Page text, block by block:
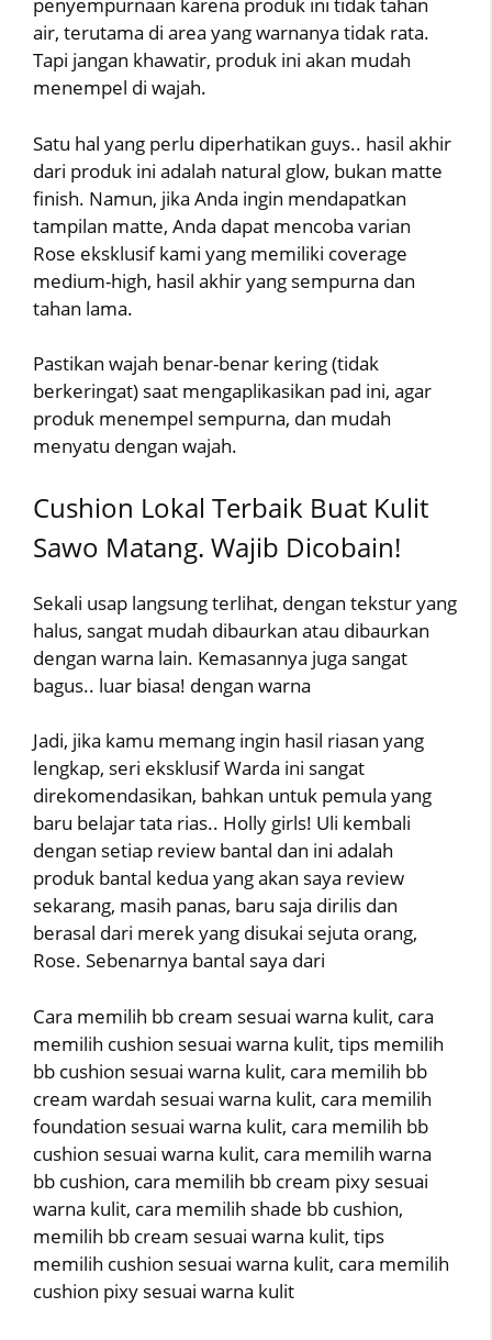
air, terutama di area yang warnanya tidak rata.
Tapi jangan khawatir, produk ini akan mudah
menempel di wajah.
Satu hal yang perlu diperhatikan guys.. hasil akhir
dari produk ini adalah natural glow, bukan matte
finish. Namun, jika Anda ingin mendapatkan
tampilan matte, Anda dapat mencoba varian
Rose eksklusif kami yang memiliki coverage
medium-high, hasil akhir yang sempurna dan
tahan lama.
Pastikan wajah benar-benar kering (tidak
berkeringat) saat mengaplikasikan pad ini, agar
produk menempel sempurna, dan mudah
menyatu dengan wajah.
Cushion Lokal Terbaik Buat Kulit
Sawo Matang. Wajib Dicobain!
Sekali usap langsung terlihat, dengan tekstur yang
halus, sangat mudah dibaurkan atau dibaurkan
dengan warna lain. Kemasannya juga sangat
bagus.. luar biasa! dengan warna
Jadi, jika kamu memang ingin hasil riasan yang
lengkap, seri eksklusif Warda ini sangat
direkomendasikan, bahkan untuk pemula yang
baru belajar tata rias.. Holly girls! Uli kembali
dengan setiap review bantal dan ini adalah
produk bantal kedua yang akan saya review
sekarang, masih panas, baru saja dirilis dan
berasal dari merek yang disukai sejuta orang,
Rose. Sebenarnya bantal saya dari
Cara memilih bb cream sesuai warna kulit, cara
memilih cushion sesuai warna kulit, tips memilih
bb cushion sesuai warna kulit, cara memilih bb
cream wardah sesuai warna kulit, cara memilih
foundation sesuai warna kulit, cara memilih bb
cushion sesuai warna kulit, cara memilih warna
bb cushion, cara memilih bb cream pixy sesuai
warna kulit, cara memilih shade bb cushion,
memilih bb cream sesuai warna kulit, tips
memilih cushion sesuai warna kulit, cara memilih
cushion pixy sesuai warna kulit